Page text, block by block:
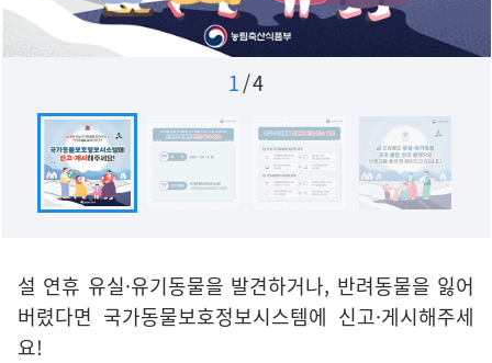
1/4
설 연휴 유실·유기동물을 발견하거나, 반려동물을 잃어
버렸다면 국가동물보호정보시스템에 신고·게시해주세
요!